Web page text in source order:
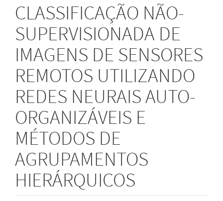
CLASSIFICAÇÃO NÃO-
SUPERVISIONADA DE
IMAGENS DE SENSORES
REMOTOS UTILIZANDO
REDES NEURAIS AUTO-
ORGANIZÁVEIS E
MÉTODOS DE
AGRUPAMENTOS
HIERÁRQUICOS